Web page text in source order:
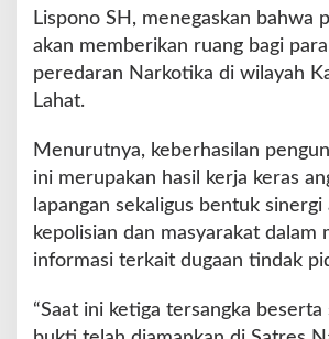
Lispono SH, menegaskan bahwa
akan memberikan ruang bagi
peredaran Narkotika di wilayah
Lahat.
Menurutnya, keberhasilan
ini merupakan hasil kerja keras
lapangan sekaligus bentuk sinergi
kepolisian dan masyarakat dalam
informasi terkait dugaan tindak
“Saat ini ketiga tersangka